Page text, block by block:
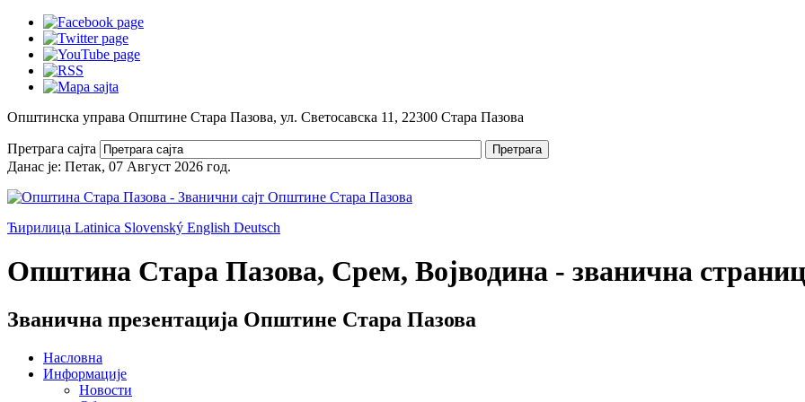
Општинска управа Општине Стара Пазова, ул. Светосавска 11, 22300 Стара Пазова
Претрага сајта Претрага
Данас је: Петак, 07 Август 2026 год.
Ћирилица Latinica Slovenský English Deutsch
Општина Стара Пазова, Срем, Војводина - званична
Званична презентација Општине Стара Пазова
Насловна
Информације
Новости